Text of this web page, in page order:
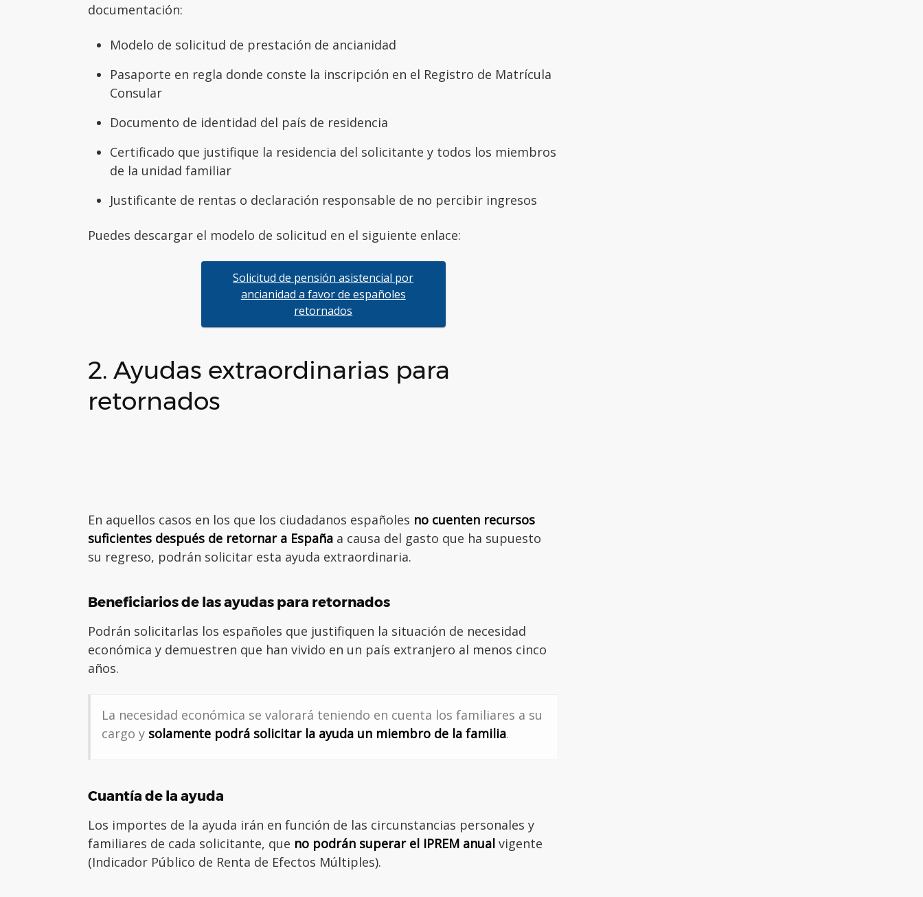
documentación:
Modelo de solicitud de prestación de ancianidad
Pasaporte en regla donde conste la inscripción en el Registro de Matrícula
Consular
Documento de identidad del país de residencia
Certificado que justifique la residencia del solicitante y todos los miembros
de la unidad familiar
Justificante de rentas o declaración responsable de no percibir ingresos
Puedes descargar el modelo de solicitud en el siguiente enlace:
Solicitud de pensión asistencial por
ancianidad a favor de españoles
retornados
2. Ayudas extraordinarias para
retornados
En aquellos casos en los que los ciudadanos españoles no cuenten recursos
suficientes después de retornar a España a causa del gasto que ha supuesto
su regreso, podrán solicitar esta ayuda extraordinaria.
Beneficiarios de las ayudas para retornados
Podrán solicitarlas los españoles que justifiquen la situación de necesidad
económica y demuestren que han vivido en un país extranjero al menos cinco
años.
La necesidad económica se valorará teniendo en cuenta los familiares a su
cargo y solamente podrá solicitar la ayuda un miembro de la familia.
Cuantía de la ayuda
Los importes de la ayuda irán en función de las circunstancias personales y
familiares de cada solicitante, que no podrán superar el IPREM anual vigente
(Indicador Público de Renta de Efectos Múltiples).